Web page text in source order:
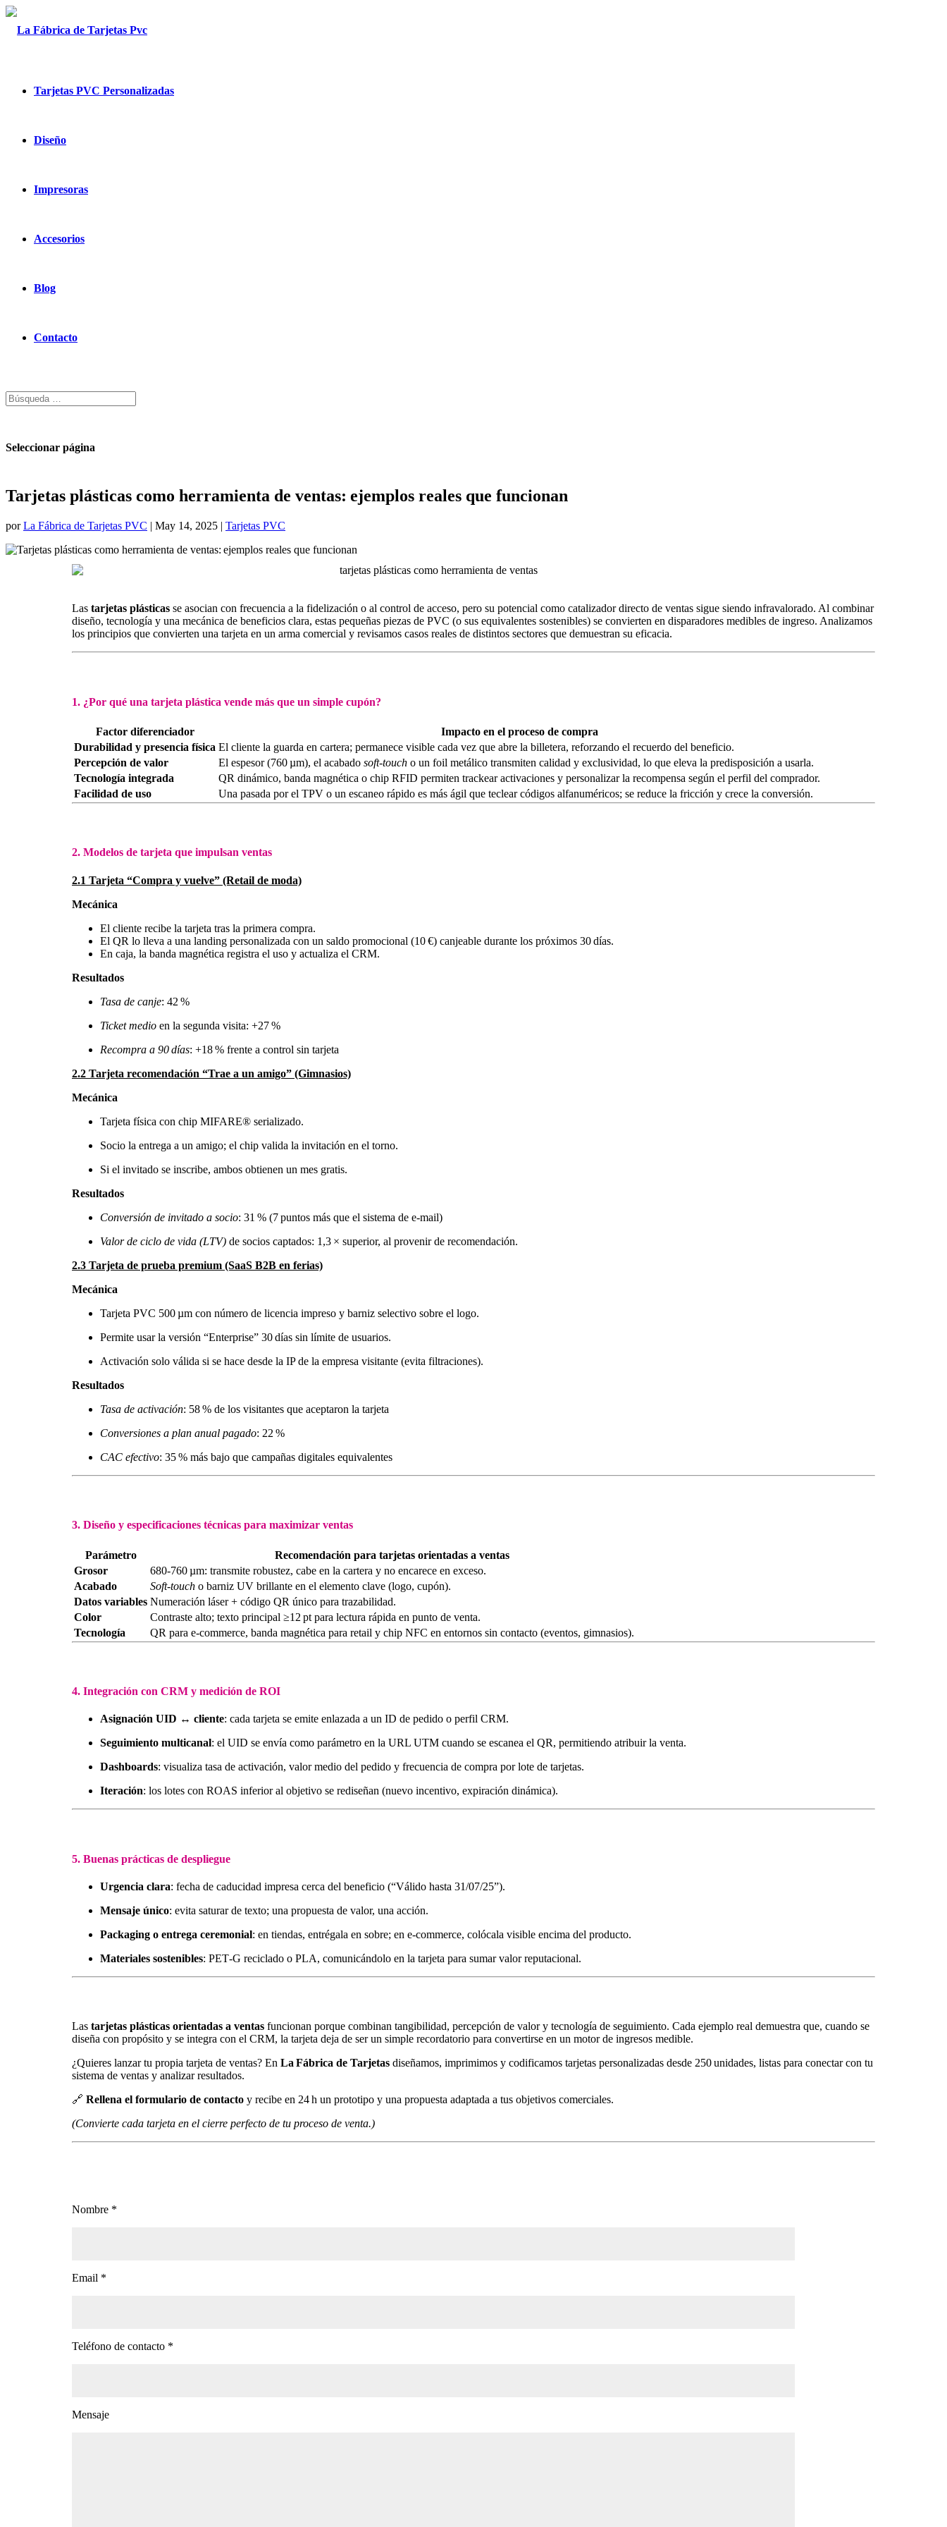
Tarjetas PVC Personalizadas
Diseño
Impresoras
Accesorios
Blog
Contacto
Seleccionar página
Tarjetas plásticas como herramienta de ventas: ejemplos reales que funcionan
porLa Fábrica de Tarjetas PVC | May 14, 2025 | Tarjetas PVC
Las tarjetas plásticas se asocian con frecuencia a la fidelización o al control de acceso, pero su potencial como catalizador directo de ventas sigue siendo infravalorado. Al combinar
diseño, tecnología y una mecánica de beneficios clara, estas pequeñas piezas de PVC (o sus equivalentes sostenibles) se convierten en disparadores medibles de ingreso. Analizamos
los principios que convierten una tarjeta en un arma comercial y revisamos casos reales de distintos sectores que demuestran su eficacia.
1. ¿Por qué una tarjeta plástica vende más que un simple cupón?
Factor diferenciador
Impacto en el proceso de compra
Durabilidad y presencia física El cliente la guarda en cartera; permanece visible cada vez que abre la billetera, reforzando el recuerdo del beneficio.
Percepción de valor
El espesor (760 µm), el acabado soft‑touch o un foil metálico transmiten calidad y exclusividad, lo que eleva la predisposición a usarla.
Tecnología integrada
QR dinámico, banda magnética o chip RFID permiten trackear activaciones y personalizar la recompensa según el perfil del comprador.
Facilidad de uso
Una pasada por el TPV o un escaneo rápido es más ágil que teclear códigos alfanuméricos; se reduce la fricción y crece la conversión.
2. Modelos de tarjeta que impulsan ventas
2.1 Tarjeta “Compra y vuelve” (Retail de moda)
Mecánica
El cliente recibe la tarjeta tras la primera compra.
El QR lo lleva a una landing personalizada con un saldo promocional (10 €) canjeable durante los próximos 30 días.
En caja, la banda magnética registra el uso y actualiza el CRM.
Resultados
Tasa de canje: 42 %
Ticket medio en la segunda visita: +27 %
Recompra a 90 días: +18 % frente a control sin tarjeta
2.2 Tarjeta recomendación “Trae a un amigo” (Gimnasios)
Mecánica
Tarjeta física con chip MIFARE® serializado.
Socio la entrega a un amigo; el chip valida la invitación en el torno.
Si el invitado se inscribe, ambos obtienen un mes gratis.
Resultados
Conversión de invitado a socio: 31 % (7 puntos más que el sistema de e‑mail)
Valor de ciclo de vida (LTV) de socios captados: 1,3 × superior, al provenir de recomendación.
2.3 Tarjeta de prueba premium (SaaS B2B en ferias)
Mecánica
Tarjeta PVC 500 µm con número de licencia impreso y barniz selectivo sobre el logo.
Permite usar la versión “Enterprise” 30 días sin límite de usuarios.
Activación solo válida si se hace desde la IP de la empresa visitante (evita filtraciones).
Resultados
Tasa de activación: 58 % de los visitantes que aceptaron la tarjeta
Conversiones a plan anual pagado: 22 %
CAC efectivo: 35 % más bajo que campañas digitales equivalentes
3. Diseño y especificaciones técnicas para maximizar ventas
Parámetro
Recomendación para tarjetas orientadas a ventas
Grosor
680‑760 µm: transmite robustez, cabe en la cartera y no encarece en exceso.
Acabado
Soft‑touch o barniz UV brillante en el elemento clave (logo, cupón).
Datos variables Numeración láser + código QR único para trazabilidad.
Color
Contraste alto; texto principal ≥12 pt para lectura rápida en punto de venta.
Tecnología
QR para e‑commerce, banda magnética para retail y chip NFC en entornos sin contacto (eventos, gimnasios).
4. Integración con CRM y medición de ROI
Asignación UID ↔ cliente: cada tarjeta se emite enlazada a un ID de pedido o perfil CRM.
Seguimiento multicanal: el UID se envía como parámetro en la URL UTM cuando se escanea el QR, permitiendo atribuir la venta.
Dashboards: visualiza tasa de activación, valor medio del pedido y frecuencia de compra por lote de tarjetas.
Iteración: los lotes con ROAS inferior al objetivo se rediseñan (nuevo incentivo, expiración dinámica).
5. Buenas prácticas de despliegue
Urgencia clara: fecha de caducidad impresa cerca del beneficio (“Válido hasta 31/07/25”).
Mensaje único: evita saturar de texto; una propuesta de valor, una acción.
Packaging o entrega ceremonial: en tiendas, entrégala en sobre; en e‑commerce, colócala visible encima del producto.
Materiales sostenibles: PET‑G reciclado o PLA, comunicándolo en la tarjeta para sumar valor reputacional.
Las tarjetas plásticas orientadas a ventas funcionan porque combinan tangibilidad, percepción de valor y tecnología de seguimiento. Cada ejemplo real demuestra que, cuando se
diseña con propósito y se integra con el CRM, la tarjeta deja de ser un simple recordatorio para convertirse en un motor de ingresos medible.
¿Quieres lanzar tu propia tarjeta de ventas? En La Fábrica de Tarjetas diseñamos, imprimimos y codificamos tarjetas personalizadas desde 250 unidades, listas para conectar con tu
sistema de ventas y analizar resultados.
🔗 Rellena el formulario de contacto y recibe en 24 h un prototipo y una propuesta adaptada a tus objetivos comerciales.
(Convierte cada tarjeta en el cierre perfecto de tu proceso de venta.)
Nombre *
Email *
Teléfono de contacto *
Mensaje